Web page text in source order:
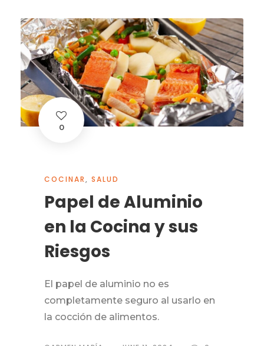
0
COCINAR, SALUD
Papel de Aluminio
en la Cocina y sus
Riesgos
El papel de aluminio no es
completamente seguro al usarlo en
la cocción de alimentos.